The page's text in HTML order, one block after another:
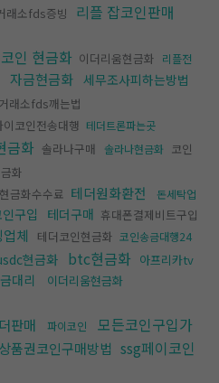
래소fds증빙 리플 잡코인판매
인 현금화 이더리움현금화 리플전
자금현금화 세무조사피하는방법
래소fds깨는법
이코인전송대행 테더트론파는곳
금화 솔라나구매 솔라나현금화 코인
화
금화수수료 테더원화환전
돈세탁업
구입 테더구매 휴대폰결제비트구입
체 테더코인현금화 코인송금대행24
현금화 btc현금화 아프리카tv
대리 이더리움현금화
판매 파이코인
모든코인구입가
품권코인구매방법 ssg페이코인